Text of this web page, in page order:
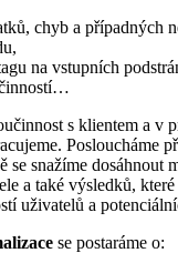
chyb a případných
na vstupních
s klientem a v
Posloucháme
se snažíme dosáhnout
a také výsledků,
uživatelů a
se postaráme o: